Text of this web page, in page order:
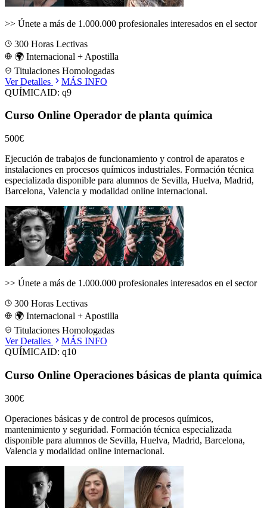
>> Únete a más de 1.000.000 profesionales interesados en el sector
300 Horas Lectivas
🌍 Internacional + Apostilla
Titulaciones Homologadas
Ver Detalles
MÁS INFO
QUÍMICAID: q9
Curso Online Operador de planta química
500€
Ejecución de trabajos de funcionamiento y control de aparatos e
instalaciones en procesos químicos industriales. Formación técnica
especializada disponible para alumnos de Sevilla, Huelva, Madrid,
Barcelona, Valencia y modalidad online internacional.
>> Únete a más de 1.000.000 profesionales interesados en el sector
300 Horas Lectivas
🌍 Internacional + Apostilla
Titulaciones Homologadas
Ver Detalles
MÁS INFO
QUÍMICAID: q10
Curso Online Operaciones básicas de planta química
300€
Operaciones básicas y de control de procesos químicos,
mantenimiento y seguridad. Formación técnica especializada
disponible para alumnos de Sevilla, Huelva, Madrid, Barcelona,
Valencia y modalidad online internacional.